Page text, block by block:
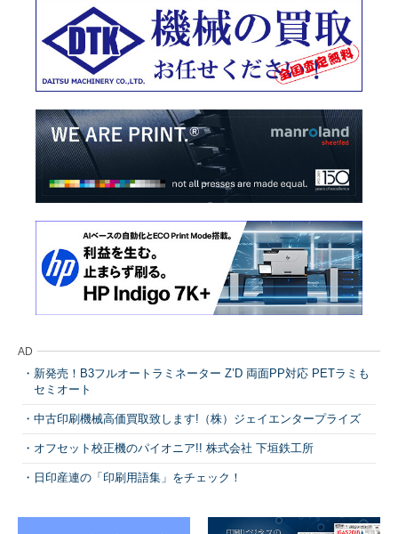
AD
新発売！B3フルオートラミネーター Z’D 両面PP対応 PETラミも
セミオート
中古印刷機械高価買取致します!（株）ジェイエンタープライズ
オフセット校正機のパイオニア!! 株式会社 下垣鉄工所
日印産連の「印刷用語集」をチェック！